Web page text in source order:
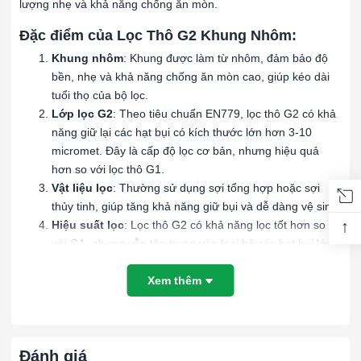
lượng nhẹ và khả năng chống ăn mòn.
Đặc điểm của Lọc Thô G2 Khung Nhôm:
Khung nhôm: Khung được làm từ nhôm, đảm bảo độ
bền, nhẹ và khả năng chống ăn mòn cao, giúp kéo dài
tuổi thọ của bộ lọc.
Lớp lọc G2: Theo tiêu chuẩn EN779, lọc thô G2 có khả
năng giữ lại các hạt bụi có kích thước lớn hơn 3-10
micromet. Đây là cấp độ lọc cơ bản, nhưng hiệu quả
hơn so với lọc thô G1.
Vật liệu lọc: Thường sử dụng sợi tổng hợp hoặc sợi
thủy tinh, giúp tăng khả năng giữ bụi và dễ dàng vệ sinh.
Hiệu suất lọc: Lọc thô G2 có khả năng lọc tốt hơn so
với G1, nhưng vẫn tập trung vào loại bỏ các hạt bụi lớn.
Ứng dụng của Lọc Thô G2 Khung Nhôm:
Hệ thống HVAC
: Dùng trong các hệ thống điều hòa
Nhà máy sản xuất
Xem thêm
Đánh giá
↑